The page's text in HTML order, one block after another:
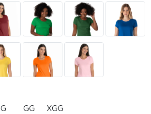
G GG XGG